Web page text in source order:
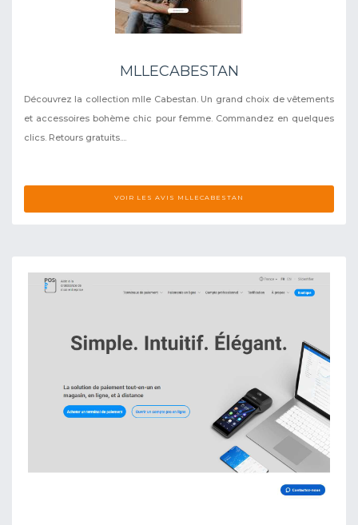
MLLECABESTAN
Découvrez la collection mlle Cabestan. Un grand choix de vêtements
et accessoires bohème chic pour femme. Commandez en quelques
clics. Retours gratuits....
VOIR LES AVIS MLLECABESTAN